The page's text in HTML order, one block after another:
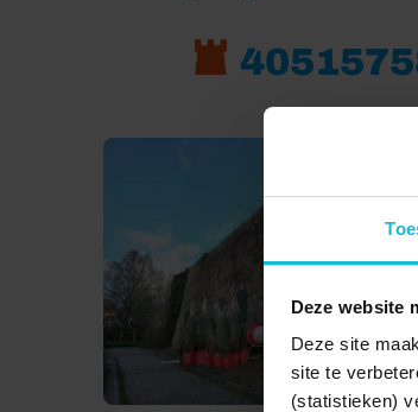
Deze website
Deze site
site te
(statistieken)